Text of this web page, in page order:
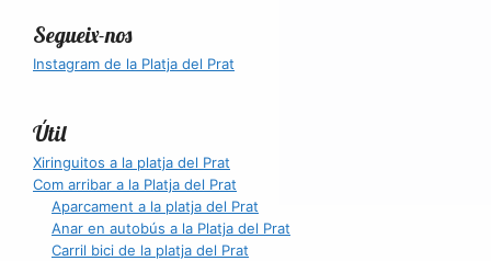
Segueix-nos
Instagram de la Platja del Prat
Útil
Xiringuitos a la platja del Prat
Com arribar a la Platja del Prat
Aparcament a la platja del Prat
Anar en autobús a la Platja del Prat
Carril bici de la platja del Prat